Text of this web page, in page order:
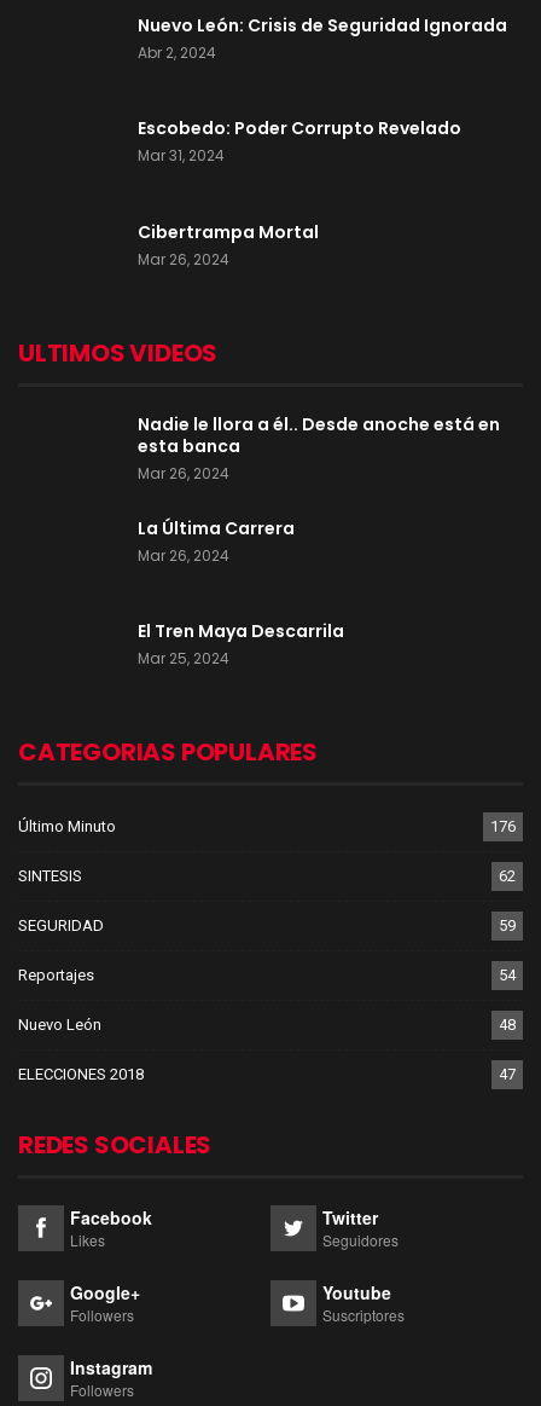
Nuevo León: Crisis de Seguridad Ignorada
Abr 2, 2024
Escobedo: Poder Corrupto Revelado
Mar 31, 2024
Cibertrampa Mortal
Mar 26, 2024
ULTIMOS VIDEOS
Nadie le llora a él.. Desde anoche está en
esta banca
Mar 26, 2024
La Última Carrera
Mar 26, 2024
El Tren Maya Descarrila
Mar 25, 2024
CATEGORIAS POPULARES
Último Minuto 176
SINTESIS 62
SEGURIDAD 59
Reportajes 54
Nuevo León 48
ELECCIONES 2018 47
REDES SOCIALES
Facebook
Likes
Twitter
Seguidores
Google+
Followers
Youtube
Suscriptores
Instagram
Followers